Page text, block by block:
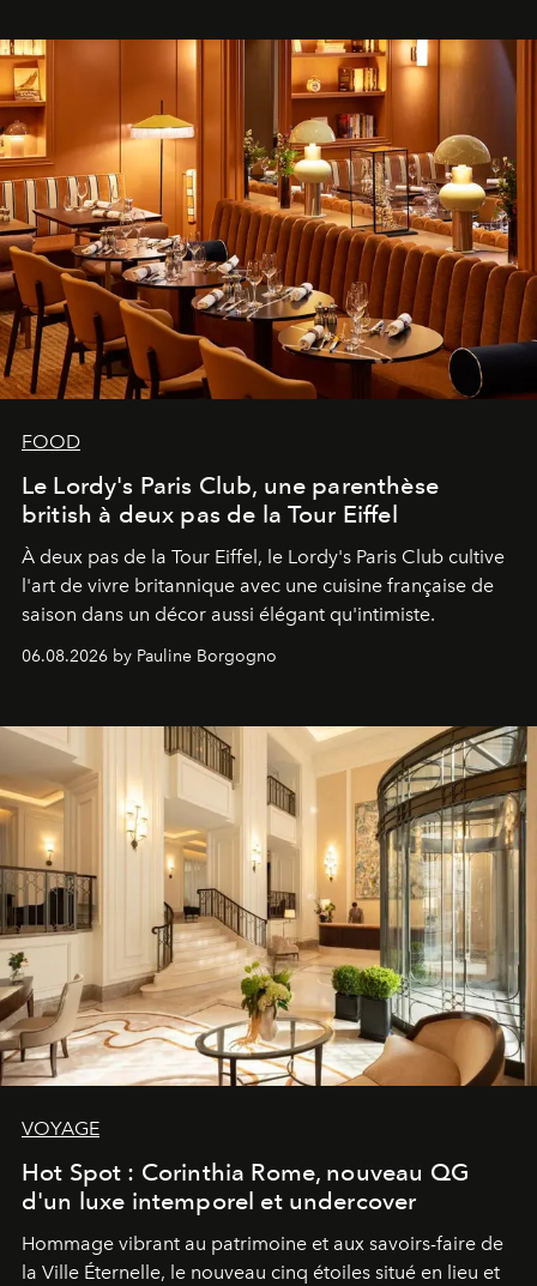
FOOD
Le Lordy's Paris Club, une parenthèse
british à deux pas de la Tour Eiffel
À deux pas de la Tour Eiffel, le Lordy's Paris Club cultive
l'art de vivre britannique avec une cuisine française de
saison dans un décor aussi élégant qu'intimiste.
06.08.2026 by Pauline Borgogno
VOYAGE
Hot Spot : Corinthia Rome, nouveau QG
d'un luxe intemporel et undercover
Hommage vibrant au patrimoine et aux savoirs-faire de
la Ville Éternelle, le nouveau cinq étoiles situé en lieu et